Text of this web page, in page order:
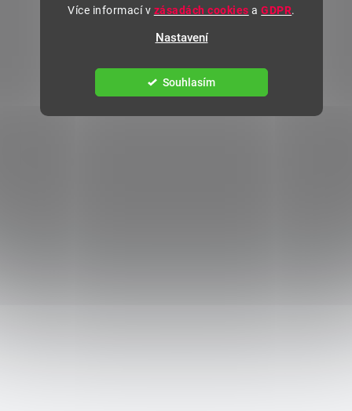
Více informací v zásadách cookies aGDPR.
Nastavení
Souhlasím